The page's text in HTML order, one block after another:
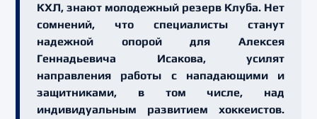
КХЛ, знают молодежный резерв Клуба. Нет
сомнений, что специалисты станут
надежной опорой для Алексея
Геннадьевича Исакова, усилят
направления работы с нападающими и
защитниками, в том числе, над
индивидуальным развитием хоккеистов.